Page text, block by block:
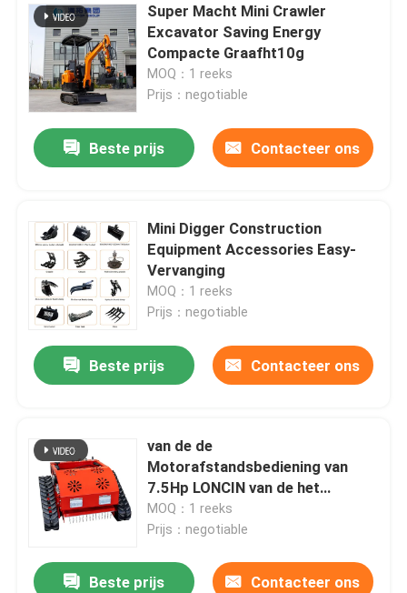
Super Macht Mini Crawler
Excavator Saving Energy
Compacte Graafht10g
MOQ：1 reeks
Prijs：negotiable
Beste prijs Contacteer ons
Mini Digger Construction
Equipment Accessories Easy-
Vervanging
MOQ：1 reeks
Prijs：negotiable
Beste prijs Contacteer ons
van de de
Motorafstandsbediening van
7.5Hp LONCIN van de het
GasGrasmaaimachine
Automatische het Gazonsnijder
MOQ：1 reeks
Prijs：negotiable
Beste prijs Contacteer ons